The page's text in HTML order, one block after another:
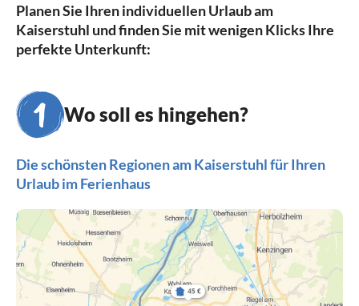
Planen Sie Ihren individuellen Urlaub am
Kaiserstuhl und finden Sie mit wenigen Klicks Ihre
perfekte Unterkunft:
Wo soll es hingehen?
Die schönsten Regionen am Kaiserstuhl für Ihren
Urlaub im Ferienhaus